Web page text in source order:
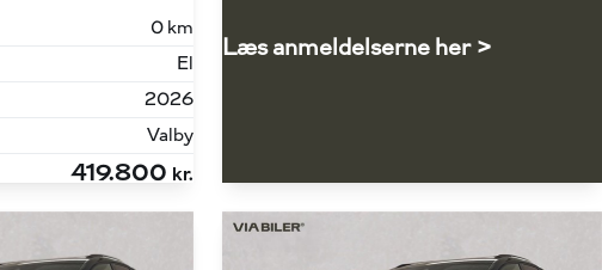
0 km
El
2026
Valby
419.800 kr.
Læs anmeldelserne her >